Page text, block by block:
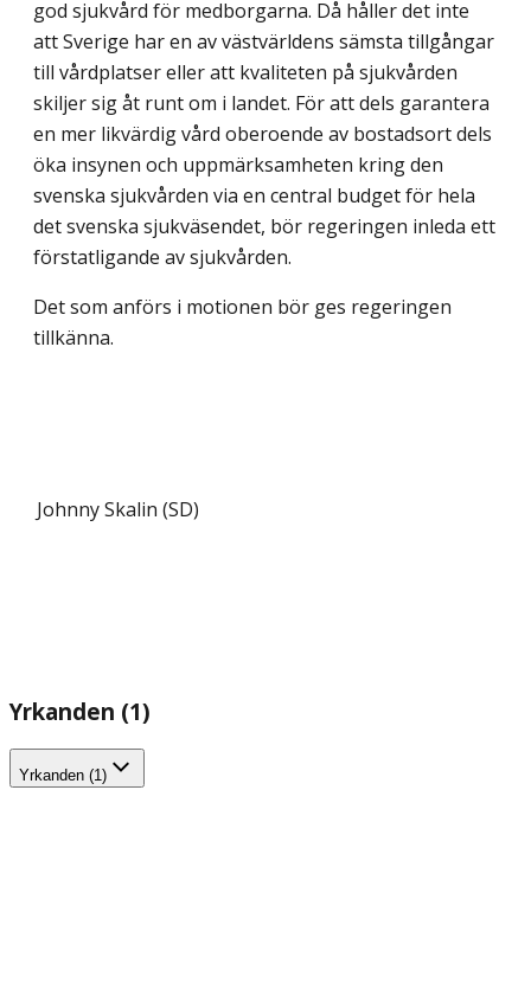
god sjukvård för medborgarna. Då håller det inte
att Sverige har en av västvärldens sämsta tillgångar
till vårdplatser eller att kvaliteten på sjukvården
skiljer sig åt runt om i landet. För att dels garantera
en mer likvärdig vård oberoende av bostadsort dels
öka insynen och uppmärksamheten kring den
svenska sjukvården via en central budget för hela
det svenska sjukväsendet, bör regeringen inleda ett
förstatligande av sjukvården.
Det som anförs i motionen bör ges regeringen
tillkänna.
Johnny Skalin (SD)
Yrkanden (1)
Yrkanden (1)